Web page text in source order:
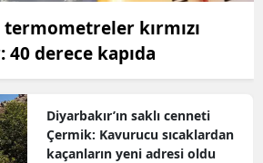
kırmızı
derece kapıda
Diyarbakır’ın saklı cenneti
Çermik: Kavurucu sıcaklardan
kaçanların yeni adresi oldu